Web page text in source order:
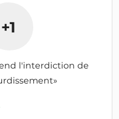
+1
l'interdiction de